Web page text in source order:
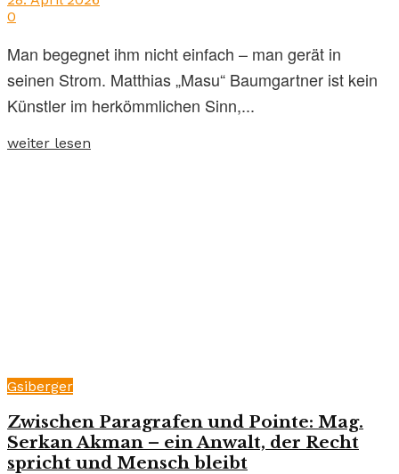
0
Man begegnet ihm nicht einfach – man gerät in
seinen Strom. Matthias „Masu“ Baumgartner ist kein
Künstler im herkömmlichen Sinn,...
weiter lesen
Gsiberger
Zwischen Paragrafen und Pointe: Mag.
Serkan Akman – ein Anwalt, der Recht
spricht und Mensch bleibt